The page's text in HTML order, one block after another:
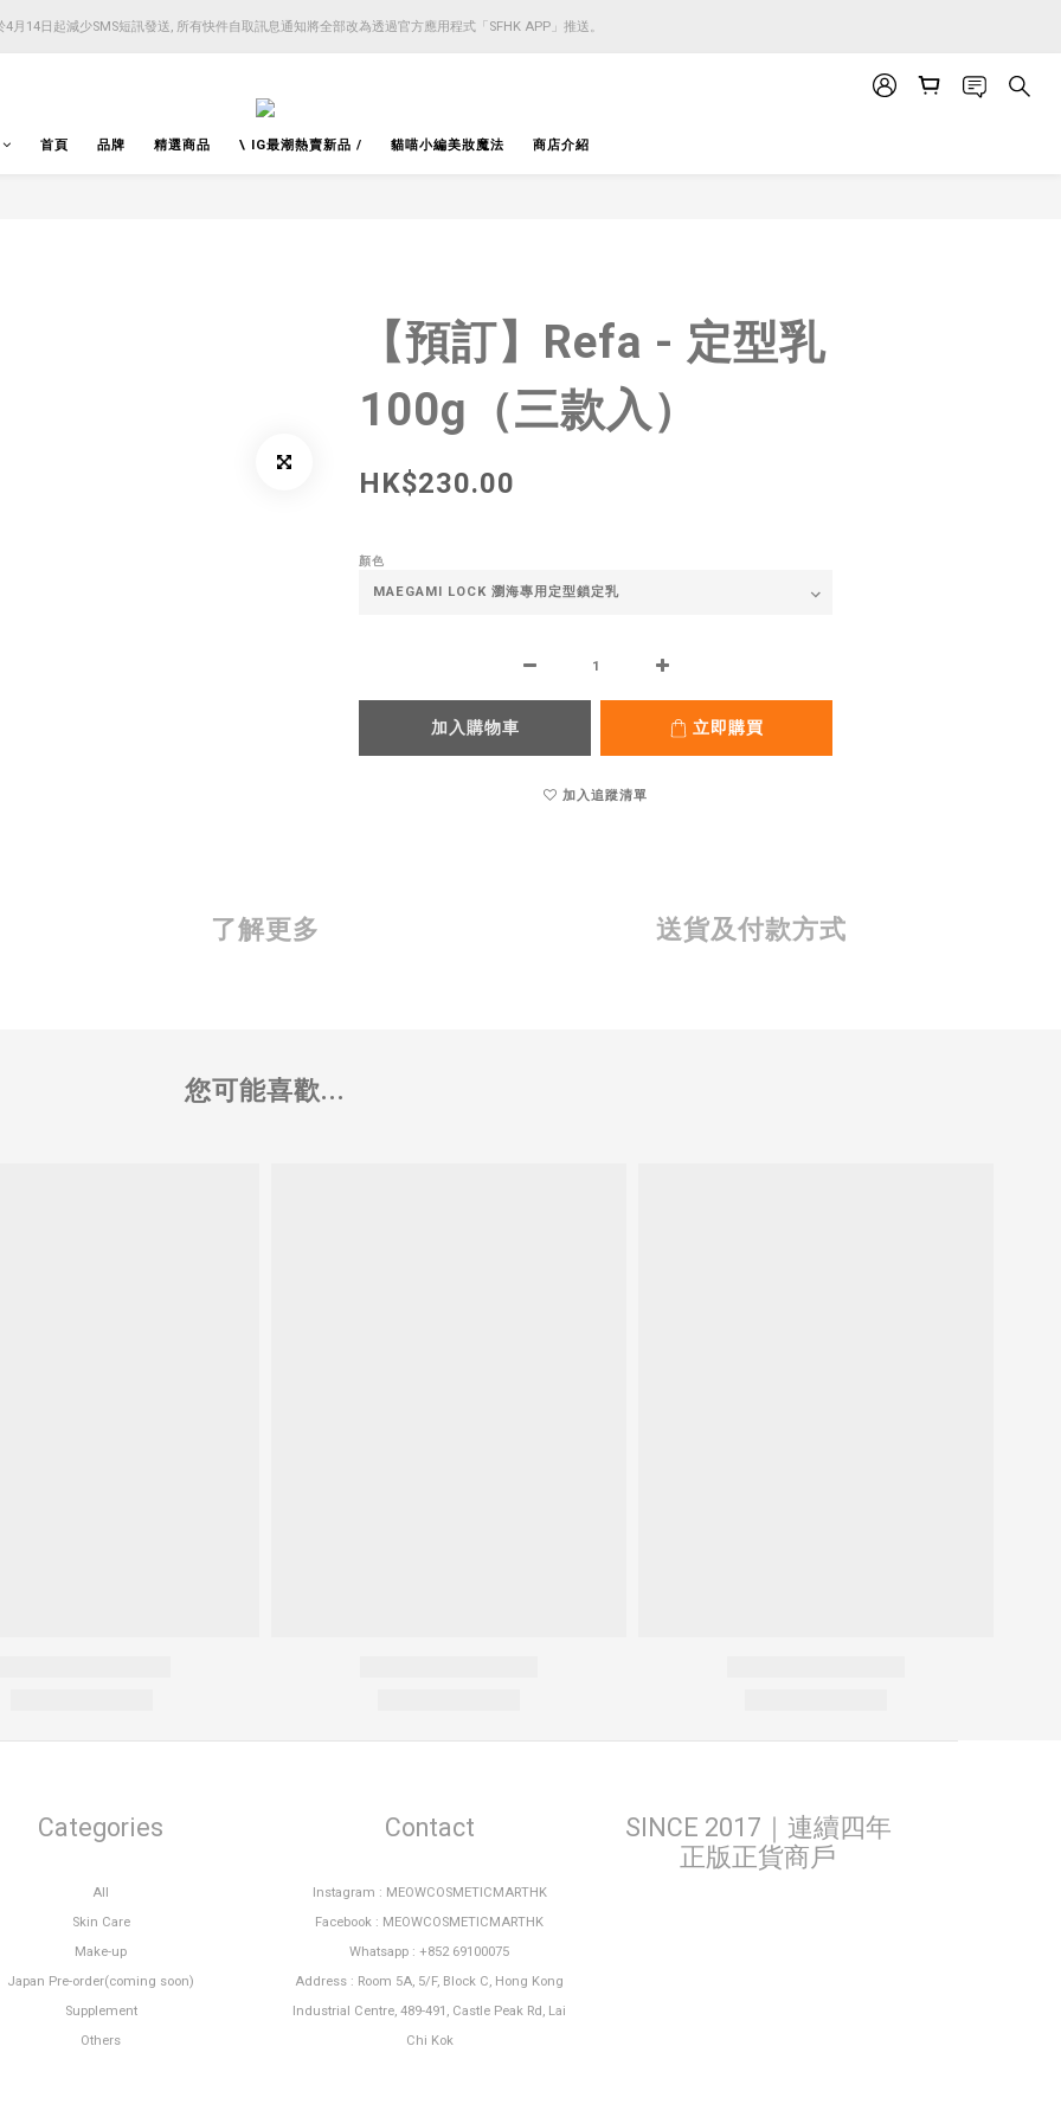
4月14日起減少SMS短訊發送, 所有快件自取訊息通知將全部改為透過官方應用程式「SFHK APP」推送。
4月14日起減少SMS短訊發送, 所有快件自取訊息通知將全部改為透過官方應用程式「SFHK APP」推送。
首頁 品牌 精選商品 \ IG最潮熱賣新品 / 貓喵小編美妝魔法 商店介紹
【預訂】Refa - 定型乳
100g（三款入）
HK$230.00
顏色
加入購物車 立即購買
加入追蹤清單
了解更多 送貨及付款方式
您可能喜歡...
Categories
All
Skin Care
Make-up
Japan Pre-order(coming soon)
Supplement
Others
Contact
Instagram : MEOWCOSMETICMARTHK
Facebook : MEOWCOSMETICMARTHK
Whatsapp : +852 69100075
Address : Room 5A, 5/F, Block C, Hong Kong
Industrial Centre, 489-491, Castle Peak Rd, Lai
Chi Kok
SINCE 2017｜連續四年
正版正貨商戶